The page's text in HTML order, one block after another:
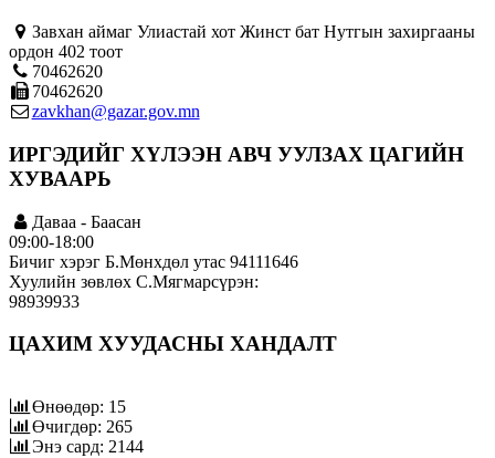
Завхан аймаг Улиастай хот Жинст бат Нутгын захиргааны
ордон 402 тоот
70462620
70462620
zavkhan@gazar.gov.mn
ИРГЭДИЙГ ХҮЛЭЭН АВЧ УУЛЗАХ ЦАГИЙН
ХУВААРЬ
Даваа - Баасан
09:00-18:00
Бичиг хэрэг Б.Мөнхдөл утас 94111646
Хуулийн зөвлөх С.Мягмарсүрэн:
98939933
ЦАХИМ ХУУДАСНЫ ХАНДАЛТ
Өнөөдөр: 15
Өчигдөр: 265
Энэ сард: 2144